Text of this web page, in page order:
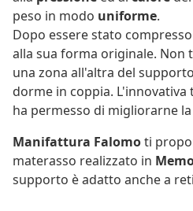
peso in modo uniforme.
Dopo essere stato
alla sua forma originale. Non
una zona all'altra del
dorme in coppia. L'innovativa
ha permesso di migliorarne la
Manifattura Falomoti
materasso realizzato in
supporto è adatto anche a reti